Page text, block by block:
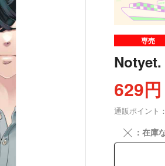
専売
Notyet.
629円
通販ポイント：
╳ ：在庫